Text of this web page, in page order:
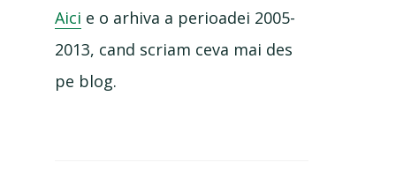
Aici e o arhiva a perioadei 2005-
2013, cand scriam ceva mai des
pe blog.